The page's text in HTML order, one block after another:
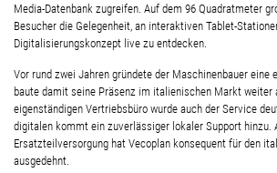
Media-Datenbank zugreifen. Auf dem 96 Quadratmeter
Besucher die Gelegenheit, an interaktiven Tablet-
Digitalisierungskonzept live zu entdecken.
Vor rund zwei Jahren gründete der Maschinenbauer eine
baute damit seine Präsenz im italienischen Markt weiter
eigenständigen Vertriebsbüro wurde auch der Service
digitalen kommt ein zuverlässiger lokaler Support hinzu.
Ersatzteilversorgung hat Vecoplan konsequent für den
ausgedehnt.